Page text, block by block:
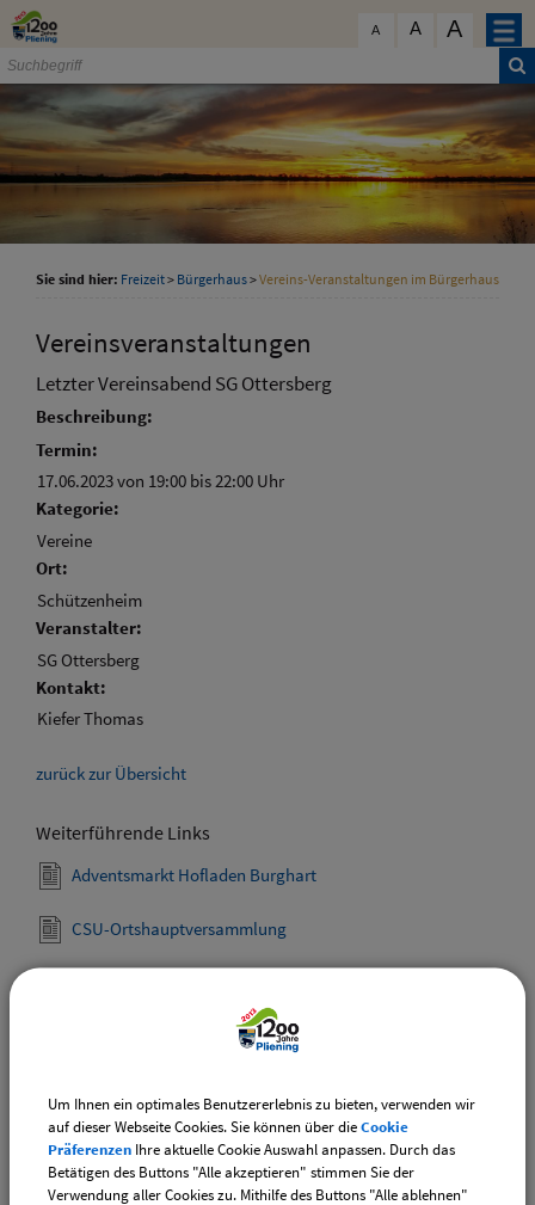
Zum Inhalt
A A A
Sie sind hier: Freizeit> Bürgerhaus>Vereins-Veranstaltungen im Bürgerhaus
Vereinsveranstaltungen
Letzter Vereinsabend SG Ottersberg
Beschreibung:
Termin:
17.06.2023 von 19:00 bis 22:00 Uhr
Kategorie:
Vereine
Ort:
Schützenheim
Veranstalter:
SG Ottersberg
Kontakt:
Kiefer Thomas
zurück zur Übersicht
Weiterführende Links
Adventsmarkt Hofladen Burghart
CSU-Ortshauptversammlung
Den gewählten Termin als VCS-Kalenderdatei
Den gewählten Termin als iCal-Kalenderdatei
downloaden
Um Ihnen ein optimales Benutzererlebnis zu bieten, verwenden wir
auf dieser Webseite Cookies. Sie können über dieCookie
Präferenzen Ihre aktuelle Cookie Auswahl anpassen. Durch das
Betätigen des Buttons "Alle akzeptieren" stimmen Sie der
Verwendung aller Cookies zu. Mithilfe des Buttons "Alle ablehnen"
schließen